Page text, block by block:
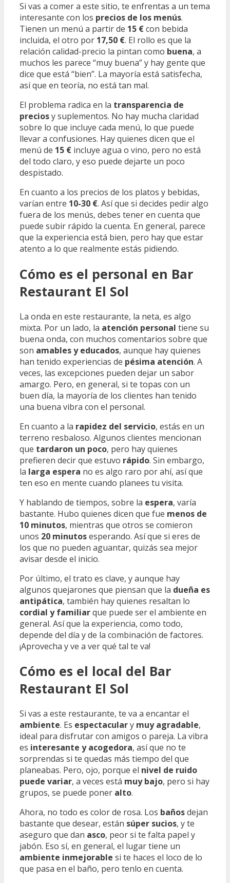
Si vas a comer a este sitio, te enfrentas a un tema
interesante con los precios de los menús.
Tienen un menú a partir de 15 €con bebida
incluida, el otro por 17,50 €. El rollo es que la
relación calidad-precio la pintan como buena, a
muchos les parece “muy buena” y hay gente que
dice que está “bien”. La mayoría está satisfecha,
así que en teoría, no está tan mal.
El problema radica en la transparencia de
preciosy suplementos. No hay mucha claridad
sobre lo que incluye cada menú, lo que puede
llevar a confusiones. Hay quienes dicen que el
menú de 15 € incluye agua o vino, pero no está
del todo claro, y eso puede dejarte un poco
despistado.
En cuanto a los precios de los platos y bebidas,
varían entre 10-30 €. Así que si decides pedir algo
fuera de los menús, debes tener en cuenta que
puede subir rápido la cuenta. En general, parece
que la experiencia está bien, pero hay que estar
atento a lo que realmente estás pidiendo.
Cómo es el personal en Bar
Restaurant El Sol
La onda en este restaurante, la neta, es algo
mixta. Por un lado, la atención personal tiene su
buena onda, con muchos comentarios sobre que
son amables y educados, aunque hay quienes
han tenido experiencias de pésima atención. A
veces, las excepciones pueden dejar un sabor
amargo. Pero, en general, si te topas con un
buen día, la mayoría de los clientes han tenido
una buena vibra con el personal.
En cuanto a la rapidez del servicio, estás en un
terreno resbaloso. Algunos clientes mencionan
que tardaron un poco, pero hay quienes
prefieren decir que estuvo rápido. Sin embargo,
la larga espera no es algo raro por ahí, así que
ten eso en mente cuando planees tu visita.
Y hablando de tiempos, sobre la espera, varía
bastante. Hubo quienes dicen que fue menos de
10 minutos, mientras que otros se comieron
unos 20 minutosesperando. Así que si eres de
los que no pueden aguantar, quizás sea mejor
avisar desde el inicio.
Por último, el trato es clave, y aunque hay
algunos quejarones que piensan que la dueña es
antipática, también hay quienes resaltan lo
cordial y familiarque puede ser el ambiente en
general. Así que la experiencia, como todo,
depende del día y de la combinación de factores.
¡Aprovecha y ve a ver qué tal te va!
Cómo es el local del Bar
Restaurant El Sol
Si vas a este restaurante, te va a encantar el
ambiente. Es espectaculary muy agradable,
ideal para disfrutar con amigos o pareja. La vibra
es interesante y acogedora, así que no te
sorprendas si te quedas más tiempo del que
planeabas. Pero, ojo, porque el nivel de ruido
puede variar, a veces está muy bajo, pero si hay
grupos, se puede poner alto.
Ahora, no todo es color de rosa. Los bañosdejan
bastante que desear, están súper sucios, y te
aseguro que dan asco, peor si te falta papel y
jabón. Eso sí, en general, el lugar tiene un
ambiente inmejorable si te haces el loco de lo
que pasa en el baño, pero tenlo en cuenta.